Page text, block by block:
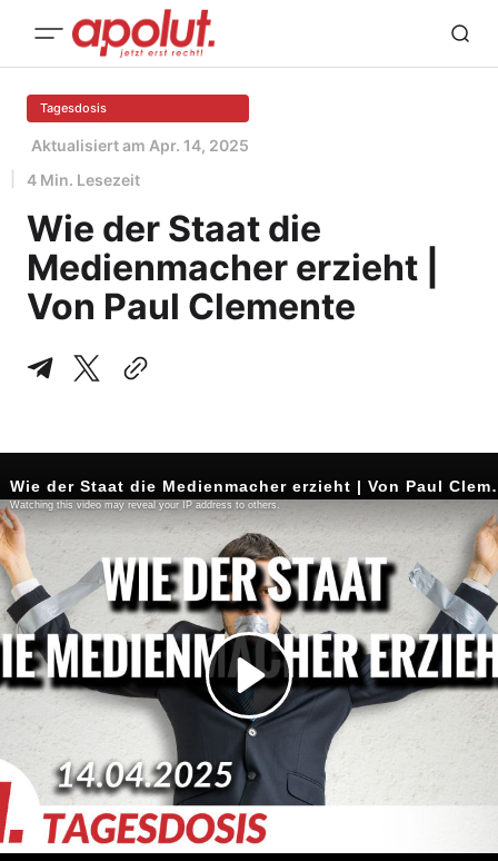
Tagesdosis
Aktualisiert am Apr. 14, 2025
4 Min. Lesezeit
Wie der Staat die
Medienmacher erzieht |
Von Paul Clemente